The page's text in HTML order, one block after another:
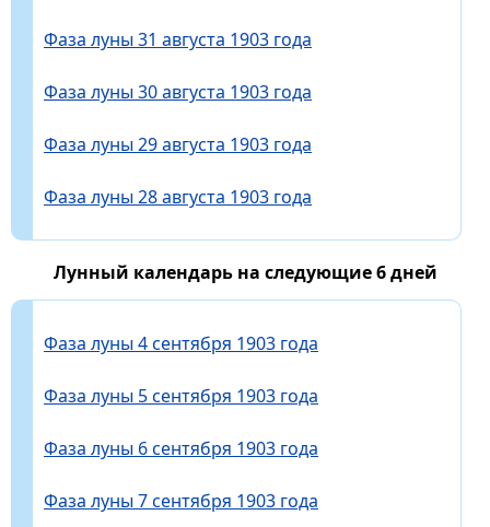
Фаза луны 31 августа 1903 года
Фаза луны 30 августа 1903 года
Фаза луны 29 августа 1903 года
Фаза луны 28 августа 1903 года
Лунный календарь на следующие 6 дней
Фаза луны 4 сентября 1903 года
Фаза луны 5 сентября 1903 года
Фаза луны 6 сентября 1903 года
Фаза луны 7 сентября 1903 года